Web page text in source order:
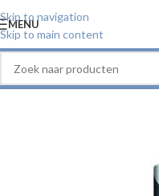
Skip to navigation
Skip to main content
MENU